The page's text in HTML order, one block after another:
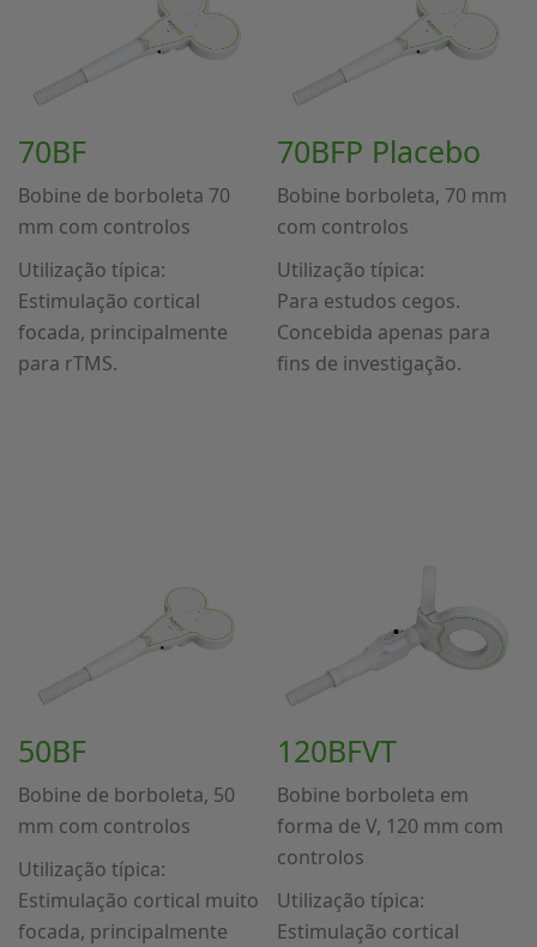
70BF
Bobine de borboleta 70
mm com controlos
Utilização típica:
Estimulação cortical
focada, principalmente
para rTMS.
70BFP Placebo
Bobine borboleta, 70 mm
com controlos
Utilização típica:
Para estudos cegos.
Concebida apenas para
fins de investigação.
50BF
Bobine de borboleta, 50
mm com controlos
Utilização típica:
Estimulação cortical muito
focada, principalmente
120BFVT
Bobine borboleta em
forma de V, 120 mm com
controlos
Utilização típica:
Estimulação cortical